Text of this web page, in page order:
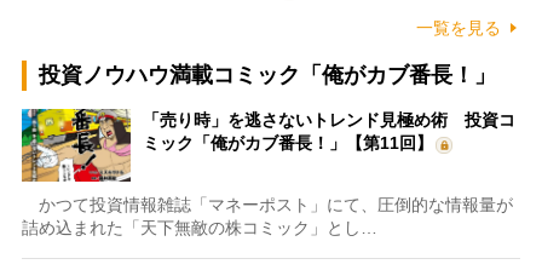
一覧を見る
投資ノウハウ満載コミック「俺がカブ番長！」
「売り時」を逃さないトレンド見極め術 投資コ
ミック「俺がカブ番長！」【第11回】
かつて投資情報雑誌「マネーポスト」にて、圧倒的な情報量が
詰め込まれた「天下無敵の株コミック」とし…